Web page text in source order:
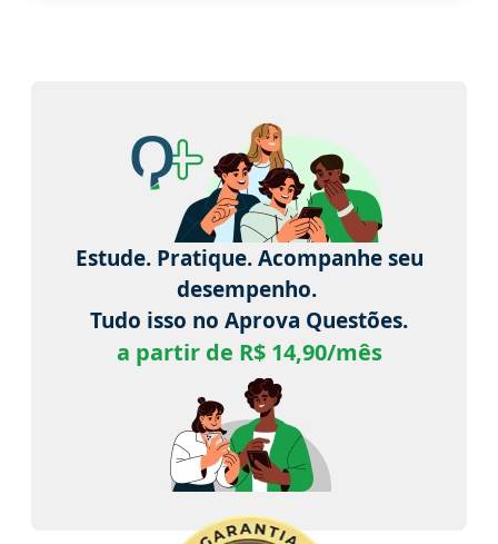
Estude. Pratique. Acompanhe seu
desempenho.
Tudo isso no Aprova Questões.
a partir de R$ 14,90/mês